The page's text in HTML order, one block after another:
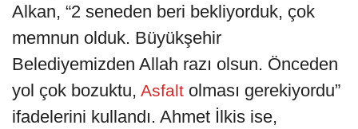
Alkan, “2 seneden beri bekliyorduk, çok
memnun olduk. Büyükşehir
Belediyemizden Allah razı olsun. Önceden
yol çok bozuktu, Asfalt olması gerekiyordu”
ifadelerini kullandı. Ahmet İlkis ise,